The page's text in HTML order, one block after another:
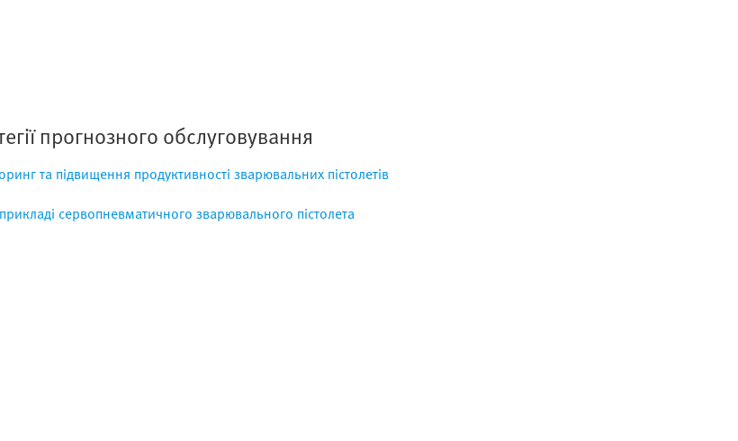
прогнозного обслуговування
та підвищення продуктивності зварювальних пістолетів
сервопневматичного зварювального пістолета